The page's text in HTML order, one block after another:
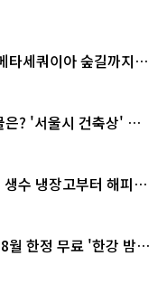
타세쿼이아 숲길까지…
은? '서울시 건축상' 수
수 냉장고부터 해피소
월 한정 무료 '한강 밤